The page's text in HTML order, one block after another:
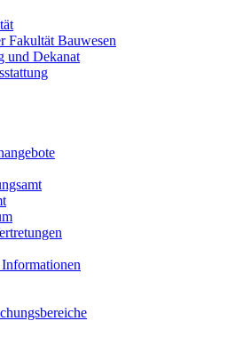
Fakultät Bauwesen
und Dekanat